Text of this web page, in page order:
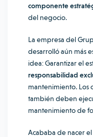
componente
del negocio.
La empresa del
desarrolló aún más
idea: Garantizar el
responsabilidad
mantenimiento. Los
también deben
mantenimiento de
Acababa de nacer el